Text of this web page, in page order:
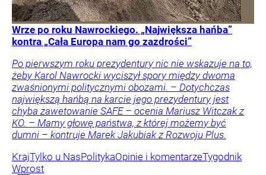
Wrze po roku Nawrockiego. „Największa hańba”
kontra „Cała Europa nam go zazdrości”
Po pierwszym roku prezydentury nic nie wskazuje na to,
żeby Karol Nawrocki wyciszył spory między dwoma
zwaśnionymi politycznymi obozami. – Dotychczas
największą hańbą na karcie jego prezydentury jest
chyba zawetowanie SAFE – ocenia Mariusz Witczak z
KO. – Mamy głowę państwa, z której możemy być
dumni – kontruje Marek Jakubiak z Rozwoju Plus.
KrajTylko u NasPolitykaOpinie i komentarzeTygodnik
Wprost